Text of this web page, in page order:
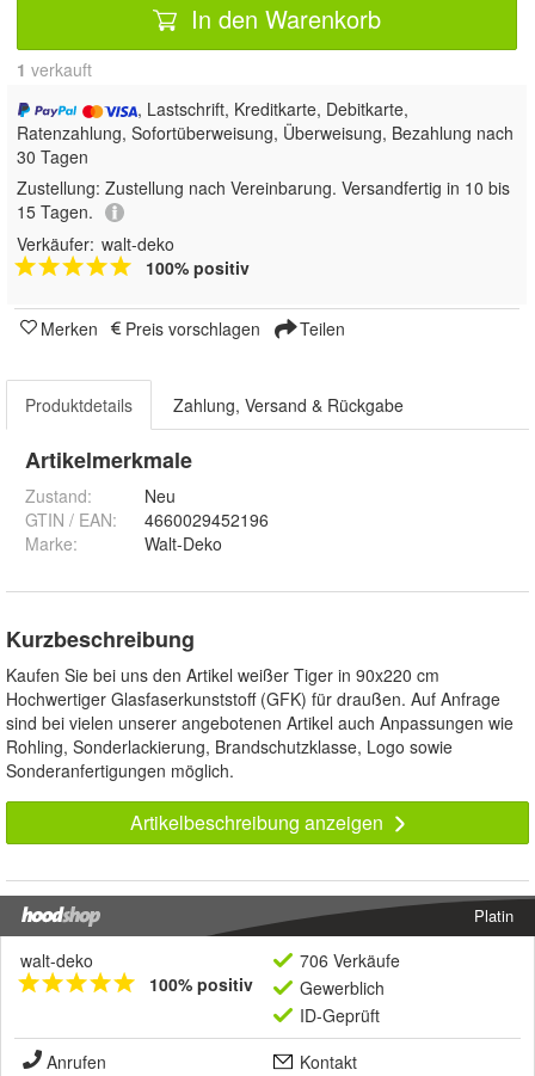
In den Warenkorb
1 verkauft
, Lastschrift, Kreditkarte, Debitkarte,
Ratenzahlung, Sofortüberweisung, Überweisung, Bezahlung nach
30 Tagen
Zustellung: Zustellung nach Vereinbarung. Versandfertig in 10 bis
15 Tagen.
Verkäufer: walt-deko
100% positiv
Merken Preis vorschlagen Teilen
Produktdetails Zahlung, Versand & Rückgabe
Artikelmerkmale
Zustand:
Neu
GTIN / EAN:
4660029452196
Marke:
Walt-Deko
Kurzbeschreibung
Kaufen Sie bei uns den Artikel weißer Tiger in 90x220 cm
Hochwertiger Glasfaserkunststoff (GFK) für draußen. Auf Anfrage
sind bei vielen unserer angebotenen Artikel auch Anpassungen wie
Rohling, Sonderlackierung, Brandschutzklasse, Logo sowie
Sonderanfertigungen möglich.
Artikelbeschreibung anzeigen
Platin
walt-deko
100% positiv
706 Verkäufe
Gewerblich
ID-Geprüft
Anrufen
Kontakt